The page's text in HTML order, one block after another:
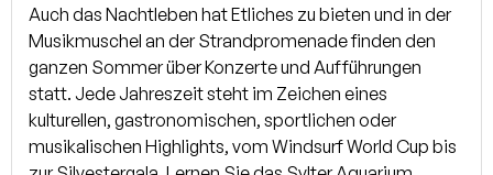
Auch das Nachtleben hat Etliches zu bieten und in der
Musikmuschel an der Strandpromenade finden den
ganzen Sommer über Konzerte und Aufführungen
statt. Jede Jahreszeit steht im Zeichen eines
kulturellen, gastronomischen, sportlichen oder
musikalischen Highlights, vom Windsurf World Cup bis